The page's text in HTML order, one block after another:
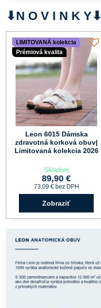
⬇︎N O V I N K Y⬇︎
LIMITOVANÁ kolekcia
Prémiová kvalita
Leon 6015 Dámska
zdravotná korková obuv|
Limitovaná kolekcia 2026
Skladom
89,90 €
73,09 € bez DPH
Zobraziť